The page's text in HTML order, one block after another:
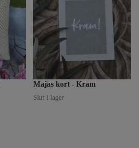
Majas kort - Kram
Slut i lager